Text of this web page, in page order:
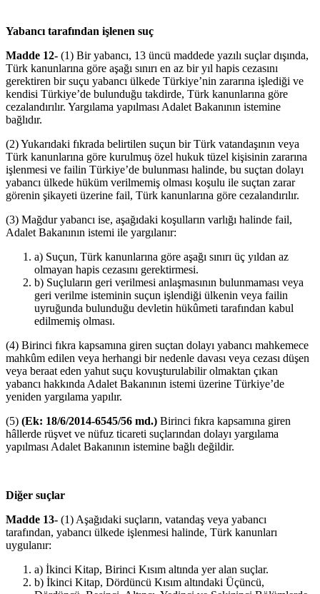
Yabancı tarafından işlenen suç
Madde 12- (1) Bir yabancı, 13 üncü maddede yazılı suçlar dışında,
Türk kanunlarına göre aşağı sınırı en az bir yıl hapis cezasını
gerektiren bir suçu yabancı ülkede Türkiye’nin zararına işlediği ve
kendisi Türkiye’de bulunduğu takdirde, Türk kanunlarına göre
cezalandırılır. Yargılama yapılması Adalet Bakanının istemine
bağlıdır.
(2) Yukarıdaki fıkrada belirtilen suçun bir Türk vatandaşının veya
Türk kanunlarına göre kurulmuş özel hukuk tüzel kişisinin zararına
işlenmesi ve failin Türkiye’de bulunması halinde, bu suçtan dolayı
yabancı ülkede hüküm verilmemiş olması koşulu ile suçtan zarar
görenin şikayeti üzerine fail, Türk kanunlarına göre cezalandırılır.
(3) Mağdur yabancı ise, aşağıdaki koşulların varlığı halinde fail,
Adalet Bakanının istemi ile yargılanır:
a) Suçun, Türk kanunlarına göre aşağı sınırı üç yıldan az
olmayan hapis cezasını gerektirmesi.
b) Suçluların geri verilmesi anlaşmasının bulunmaması veya
geri verilme isteminin suçun işlendiği ülkenin veya failin
uyruğunda bulunduğu devletin hükûmeti tarafından kabul
edilmemiş olması.
(4) Birinci fıkra kapsamına giren suçtan dolayı yabancı mahkemece
mahkûm edilen veya herhangi bir nedenle davası veya cezası düşen
veya beraat eden yahut suçu kovuşturulabilir olmaktan çıkan
yabancı hakkında Adalet Bakanının istemi üzerine Türkiye’de
yeniden yargılama yapılır.
(5) (Ek: 18/6/2014-6545/56 md.) Birinci fıkra kapsamına giren
hâllerde rüşvet ve nüfuz ticareti suçlarından dolayı yargılama
yapılması Adalet Bakanının istemine bağlı değildir.
Diğer suçlar
Madde 13- (1) Aşağıdaki suçların, vatandaş veya yabancı
tarafından, yabancı ülkede işlenmesi halinde, Türk kanunları
uygulanır:
a) İkinci Kitap, Birinci Kısım altında yer alan suçlar.
b) İkinci Kitap, Dördüncü Kısım altındaki Üçüncü,